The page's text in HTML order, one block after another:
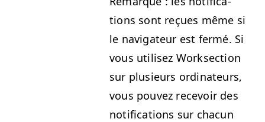
tions sont reçues même si
le nav­i­ga­teur est fer­mé. Si
vous utilisez Work­sec­tion
sur plusieurs ordi­na­teurs,
vous pou­vez recevoir des
noti­fi­ca­tions sur cha­cun